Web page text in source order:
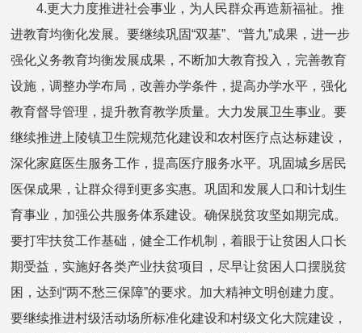
4.更大力度推进社会事业，为人民群众再造新福祉。推
进教育均衡化发展。要继续巩固“双基”、“普九”成果，进一步
强化义务教育均衡发展成果，不断加大教育投入，完善教育
设施，调整办学布局，改善办学条件，提高办学水平，强化
教育督导管理，提升教育教学质量。大力发展卫生事业。要
继续推进上陵镇卫生院规范化建设和农村医疗点达标建设，
深化家庭医生服务工作，提高医疗服务水平。巩固城乡居民
医保成果，让群众得到更多实惠。巩固和发展人口和计划生
育事业，加强公共服务体系建设。确保脱贫攻坚如期完成。
要打牢扶贫工作基础，健全工作机制，着眼于让贫困人口长
期受益，实施好各类产业扶贫项目，尽早让贫困人口摆脱贫
困，达到“两不愁三保障”的要求。加大精神文明创建力度。
要继续推进村级活动场所标准化建设和村级文化大院建设，